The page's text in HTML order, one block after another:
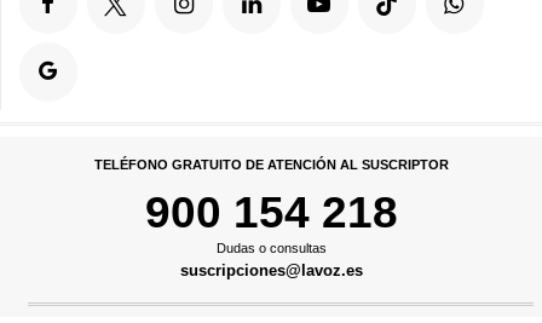
TELÉFONO GRATUITO DE ATENCIÓN AL SUSCRIPTOR
900 154 218
Dudas o consultas
suscripciones@lavoz.es